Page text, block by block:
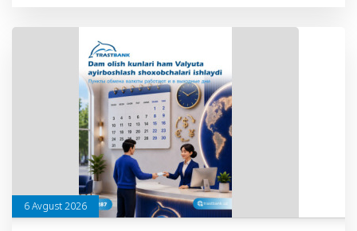
6 Avgust 2026